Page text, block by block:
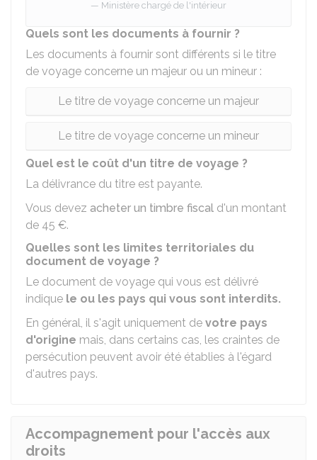
Ministère chargé de l'intérieur
Quels sont les documents à fournir ?
Les documents à fournir sont différents si le titre
de voyage concerne un majeur ou un mineur :
Le titre de voyage concerne un majeur
Le titre de voyage concerne un mineur
Quel est le coût d'un titre de voyage ?
La délivrance du titre est payante.
Vous devez acheter un timbre fiscal d'un montant
de 45 €.
Quelles sont les limites territoriales du
document de voyage ?
Le document de voyage qui vous est délivré
indique le ou les pays qui vous sont interdits.
En général, il s'agit uniquement de votre pays
d'origine mais, dans certains cas, les craintes de
persécution peuvent avoir été établies à l'égard
d'autres pays.
Accompagnement pour l'accès aux
droits